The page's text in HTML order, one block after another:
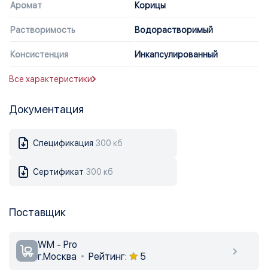
Аромат Корицы
Растворимость Водорастворимый
Консистенция Инкапсулированный
Все характеристики
Документация
Спецификация 300 кб
Сертификат 300 кб
Поставщик
WM - Pro
г.Москва
Рейтинг: 5